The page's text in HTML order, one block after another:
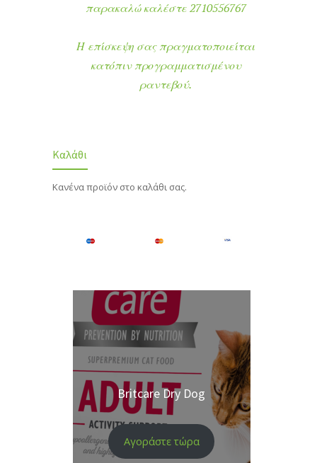
παρακαλώ καλέστε 2710556767
Η επίσκεψη σας πραγματοποιείται
κατόπιν προγραμματισμένου
ραντεβού.
Καλάθι
Κανένα προϊόν στο καλάθι σας.
Britcare Dry Dog
Αγοράστε τώρα